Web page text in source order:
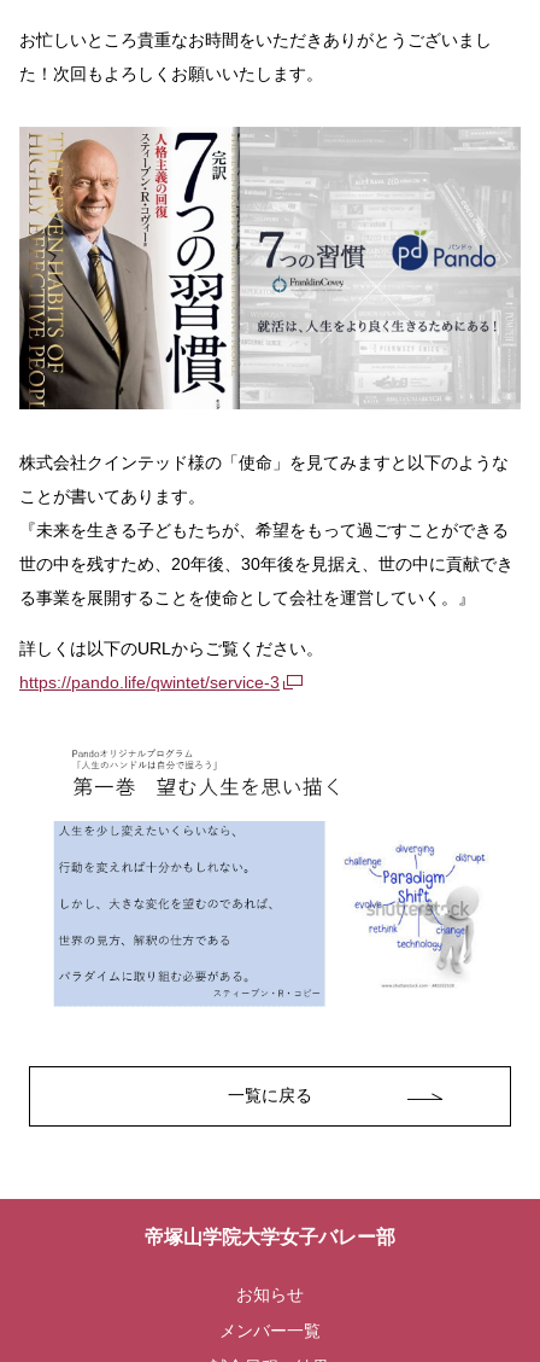
お忙しいところ貴重なお時間をいただきありがとうございまし
た！次回もよろしくお願いいたします。
株式会社クインテッド様の「使命」を見てみますと以下のような
ことが書いてあります。
『未来を生きる子どもたちが、希望をもって過ごすことができる
世の中を残すため、20年後、30年後を見据え、世の中に貢献でき
る事業を展開することを使命として会社を運営していく。』
詳しくは以下のURLからご覧ください。
https://pando.life/qwintet/service-3
一覧に戻る
帝塚山学院大学女子バレー部
お知らせ
メンバー⼀覧